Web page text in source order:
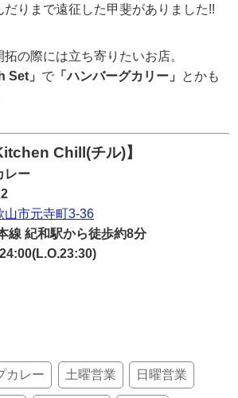
だりまで遠征した甲斐がありました!!
の際には立ち寄りたいお店。
Set」 で 「ハンバーグカリー」
とかも
Chill(チル)】
レー
山市元寺町3-36
線 紀和駅から徒歩約8分
カレー 土曜営業 日曜営業